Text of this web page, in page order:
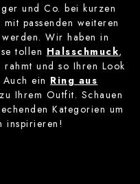
und Co. bei kurzen
passenden weiteren
Wir haben in
tollen Halsschmuck,
und so Ihren Look
ein Ring aus
Ihrem Outfit. Schauen
Kategorien um
inspirieren!